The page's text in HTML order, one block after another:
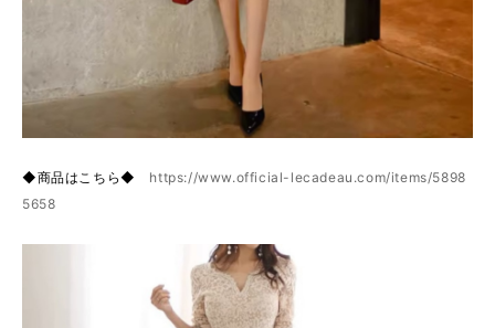
◆商品はこちら◆ https://www.official-lecadeau.com/items/5898
5658